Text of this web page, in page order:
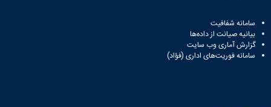
سامانه شفافیت
بیانیه صیانت از داده‌ها
گزارش آماری وب‌ سایت
سامانه فوریت‌های اداری (فؤاد)